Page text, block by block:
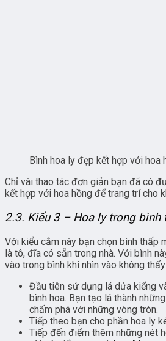
Bình hoa ly đẹp kết hợp với
Chỉ vài thao tác đơn giản bạn đã có
kết hợp với hoa hồng để trang trí cho
2.3. Kiểu 3 – Hoa ly trong bình
Với kiểu cắm này bạn chọn bình thấp
là tô, đĩa có sẵn trong nhà. Với bình
vào trong bình khi nhìn vào không
Đầu tiên sử dụng lá dứa kiểng
bình hoa. Bạn tạo lá thành
chấm phá với những vòng tròn.
Tiếp theo bạn cho phần hoa ly
Tiếp đến điểm thêm những nét